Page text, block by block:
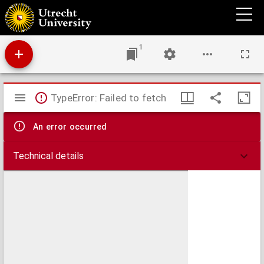
Persoonlijke diensten ten behoeve der Gemeente : artikel 192 en 193 der Wet van 29
Juni 1851, Stbl. 85
1
Mirador
viewer
TypeError: Failed to fetch
An error occurred
Technical details